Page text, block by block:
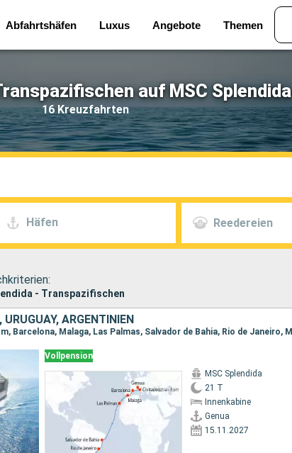
Abfahrtshäfen Luxus Angebote Themen
auf MSC Splendida
16 Kreuzfahrten
Häfen Reedereien
- Transpazifischen
ARGENTINIEN
Vollpension
MSC Splendida
21 T
Innenkabine
Genua
15.11.2027